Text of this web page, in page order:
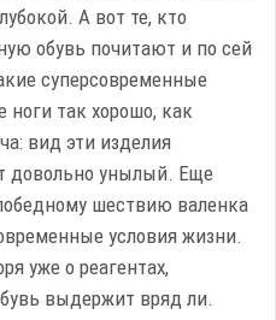
А вот те, кто
обувь почитают и по сей
суперсовременные
ноги так хорошо, как
вид эти изделия
довольно унылый. Еще
шествию валенка
условия жизни.
уже о реагентах,
выдержит вряд ли.